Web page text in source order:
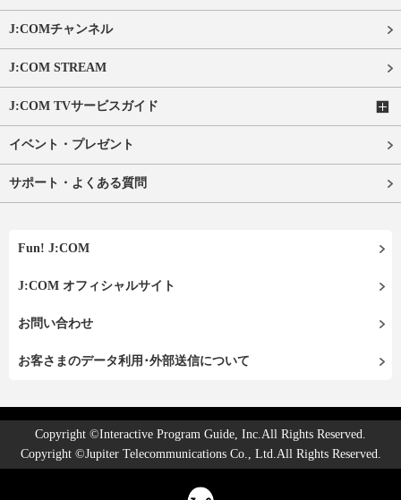
J:COMチャンネル
J:COM STREAM
J:COM TVサービスガイド
イベント・プレゼント
サポート・よくある質問
Fun! J:COM
J:COM オフィシャルサイト
お問い合わせ
お客さまのデータ利用･外部送信について
Copyright ©Interactive Program Guide, Inc.All Rights Reserved.
Copyright ©Jupiter Telecommunications Co., Ltd.All Rights Reserved.